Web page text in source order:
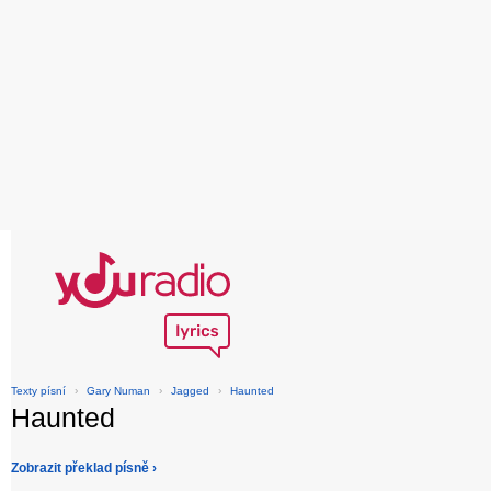
Texty písní › Gary Numan › Jagged › Haunted
Haunted
Zobrazit překlad písně ›